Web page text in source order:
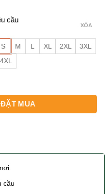
cầu
S M L XL 2XL
3XL
4XL
XÓA
lượng
ĐẶT MUA
cầu